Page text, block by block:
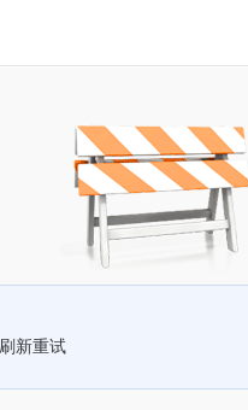
新重试